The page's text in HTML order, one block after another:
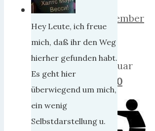
November
Februar
0
Hey Leute, ich freue
mich, daß ihr den Weg
hierher gefunden habt.
Es geht hier
überwiegend um mich,
ein wenig
Selbstdarstellung u.